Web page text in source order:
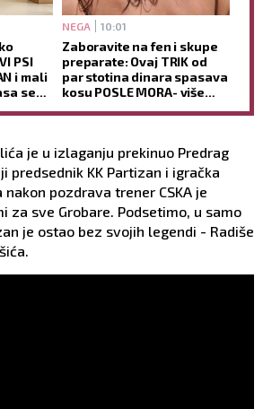
PSI
i mali
se
NEGA 10:01
Zaboravite na fen i skupe
preparate: Ovaj TRIK od
par stotina dinara spasava
kosu POSLE MORA- više
je u izlaganju prekinuo Predrag
predsednik KK Partizan i igračka
pozdrava trener CSKA je
za sve Grobare. Podsetimo, u samo
je ostao bez svojih legendi - Radiše